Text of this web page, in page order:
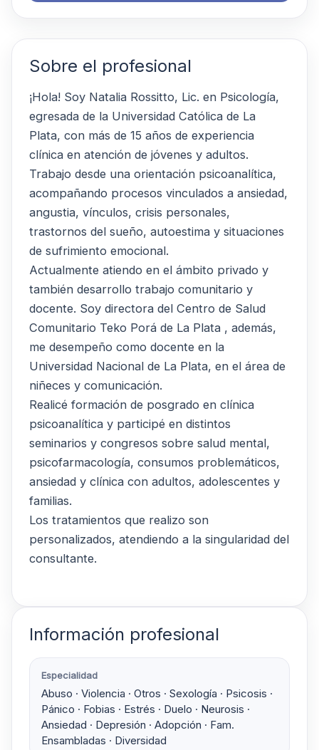
Sobre el profesional
¡Hola! Soy Natalia Rossitto, Lic. en Psicología,
egresada de la Universidad Católica de La
Plata, con más de 15 años de experiencia
clínica en atención de jóvenes y adultos.
Trabajo desde una orientación psicoanalítica,
acompañando procesos vinculados a ansiedad,
angustia, vínculos, crisis personales,
trastornos del sueño, autoestima y situaciones
de sufrimiento emocional.
Actualmente atiendo en el ámbito privado y
también desarrollo trabajo comunitario y
docente. Soy directora del Centro de Salud
Comunitario Teko Porá de La Plata , además,
me desempeño como docente en la
Universidad Nacional de La Plata, en el área de
niñeces y comunicación.
Realicé formación de posgrado en clínica
psicoanalítica y participé en distintos
seminarios y congresos sobre salud mental,
psicofarmacología, consumos problemáticos,
ansiedad y clínica con adultos, adolescentes y
familias.
Los tratamientos que realizo son
personalizados, atendiendo a la singularidad del
consultante.
Información profesional
Especialidad
Abuso · Violencia · Otros · Sexología · Psicosis ·
Pánico · Fobias · Estrés · Duelo · Neurosis ·
Ansiedad · Depresión · Adopción · Fam.
Ensambladas · Diversidad